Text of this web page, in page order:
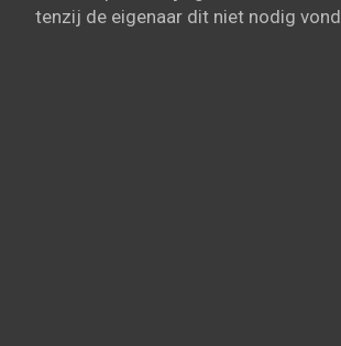
tenzij de eigenaar dit niet nodig vond.